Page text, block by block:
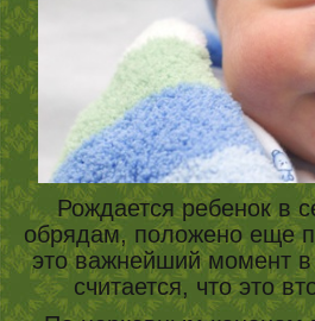
Рождается ребенок в
обрядам, положено еще
это важнейший момент
считается, что это